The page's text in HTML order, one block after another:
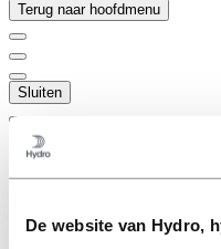
De website van Hydro,
Terug naar hoofdmenu
Sluiten
Aluminium
Bouw &